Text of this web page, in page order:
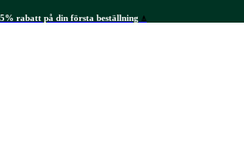
rabatt på din första beställning ⍋